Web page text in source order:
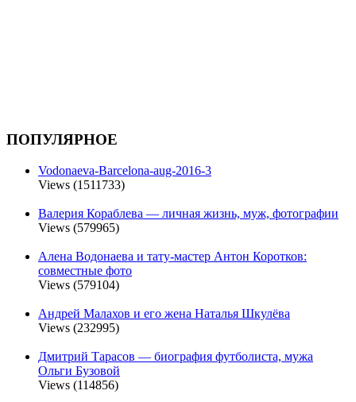
ПОПУЛЯРНОЕ
Vodonaeva-Barcelona-aug-2016-3
Views (1511733)
Валерия Кораблева — личная жизнь, муж, фотографии
Views (579965)
Алена Водонаева и тату-мастер Антон Коротков:
совместные фото
Views (579104)
Андрей Малахов и его жена Наталья Шкулёва
Views (232995)
Дмитрий Тарасов — биография футболиста, мужа
Ольги Бузовой
Views (114856)